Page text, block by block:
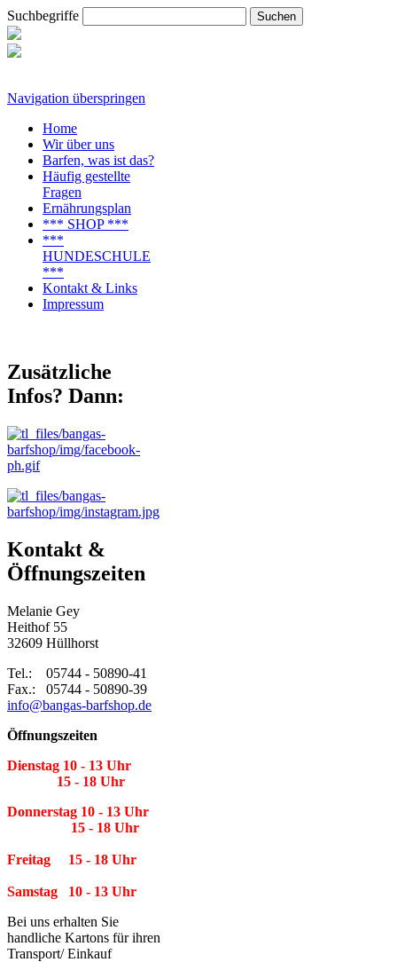
Suchbegriffe
Navigation überspringen
Home
Wir über uns
Barfen, was ist das?
Häufig gestellte
Fragen
Ernährungsplan
*** SHOP ***
***
HUNDESCHULE
***
Kontakt & Links
Impressum
Zusätzliche
Infos? Dann:
Kontakt &
Öffnungszeiten
Melanie Gey
Heithof 55
32609 Hüllhorst
Tel.: 05744 - 50890-41
Fax.: 05744 - 50890-39
info@bangas-barfshop.de
Öffnungszeiten
Dienstag 10 - 13 Uhr
15 - 18 Uhr
Donnerstag 10 - 13 Uhr
15 - 18 Uhr
Freitag 15 - 18 Uhr
Samstag 10 - 13 Uhr
Bei uns erhalten Sie
handliche Kartons für ihren
Transport/ Einkauf